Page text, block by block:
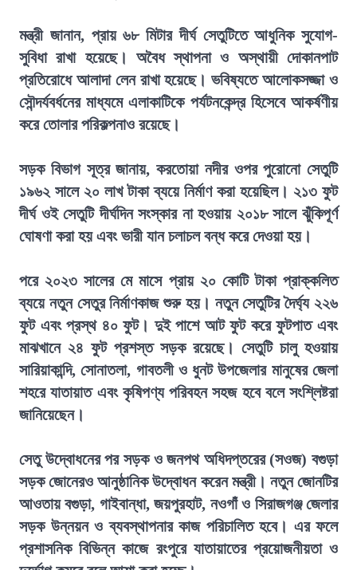
মন্ত্রী জানান, প্রায় ৬৮ মিটার দীর্ঘ সেতুটিতে আধুনিক সুযোগ-
সুবিধা রাখা হয়েছে। অবৈধ স্থাপনা ও অস্থায়ী দোকানপাট
প্রতিরোধে আলাদা লেন রাখা হয়েছে। ভবিষ্যতে আলোকসজ্জা ও
সৌন্দর্যবর্ধনের মাধ্যমে এলাকাটিকে পর্যটনকেন্দ্র হিসেবে আকর্ষণীয়
করে তোলার পরিকল্পনাও রয়েছে।
সড়ক বিভাগ সূত্র জানায়, করতোয়া নদীর ওপর পুরোনো সেতুটি
১৯৬২ সালে ২০ লাখ টাকা ব্যয়ে নির্মাণ করা হয়েছিল। ২১৩ ফুট
দীর্ঘ ওই সেতুটি দীর্ঘদিন সংস্কার না হওয়ায় ২০১৮ সালে ঝুঁকিপূর্ণ
ঘোষণা করা হয় এবং ভারী যান চলাচল বন্ধ করে দেওয়া হয়।
পরে ২০২৩ সালের মে মাসে প্রায় ২০ কোটি টাকা প্রাক্কলিত
ব্যয়ে নতুন সেতুর নির্মাণকাজ শুরু হয়। নতুন সেতুটির দৈর্ঘ্য ২২৬
ফুট এবং প্রস্থ ৪০ ফুট। দুই পাশে আট ফুট করে ফুটপাত এবং
মাঝখানে ২৪ ফুট প্রশস্ত সড়ক রয়েছে। সেতুটি চালু হওয়ায়
সারিয়াকান্দি, সোনাতলা, গাবতলী ও ধুনট উপজেলার মানুষের জেলা
শহরে যাতায়াত এবং কৃষিপণ্য পরিবহন সহজ হবে বলে সংশ্লিষ্টরা
জানিয়েছেন।
সেতু উদ্বোধনের পর সড়ক ও জনপথ অধিদপ্তরের (সওজ) বগুড়া
সড়ক জোনেরও আনুষ্ঠানিক উদ্বোধন করেন মন্ত্রী। নতুন জোনটির
আওতায় বগুড়া, গাইবান্ধা, জয়পুরহাট, নওগাঁ ও সিরাজগঞ্জ জেলার
সড়ক উন্নয়ন ও ব্যবস্থাপনার কাজ পরিচালিত হবে। এর ফলে
প্রশাসনিক বিভিন্ন কাজে রংপুরে যাতায়াতের প্রয়োজনীয়তা ও